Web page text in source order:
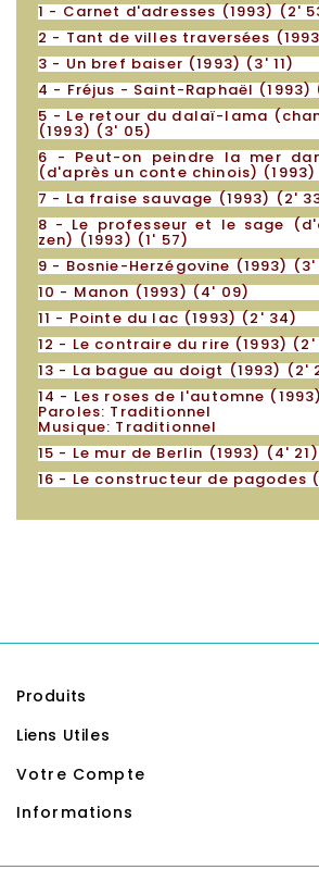
1 - Carnet d'adresses (1993) (2'
2 - Tant de villes traversées
3 - Un bref baiser (1993) (3' 11)
4 - Fréjus - Saint-Raphaël (1993)
5 - Le retour du dalaï-lama
(1993) (3' 05)
6 - Peut-on peindre la mer
(d'après un conte chinois) (1993)
7 - La fraise sauvage (1993) (2'
8 - Le professeur et le sage
zen) (1993) (1' 57)
9 - Bosnie-Herzégovine (1993) (3'
10 - Manon (1993) (4' 09)
11 - Pointe du lac (1993) (2' 34)
12 - Le contraire du rire (1993) (2'
13 - La bague au doigt (1993) (2'
14 - Les roses de l'automne
Paroles: Traditionnel
Musique: Traditionnel
15 - Le mur de Berlin (1993) (4' 21)
16 - Le constructeur de pagodes
Produits
Liens Utiles
Votre Compte
Informations